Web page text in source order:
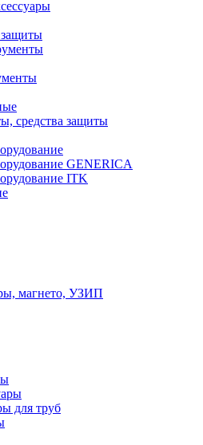
средства защиты
GENERICA
ITK
магнето, УЗИП
для труб